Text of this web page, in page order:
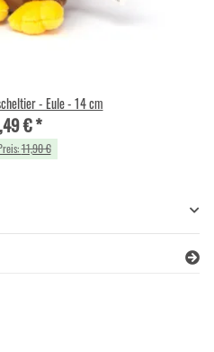
- Eule - 14 cm
€*
11,90 €